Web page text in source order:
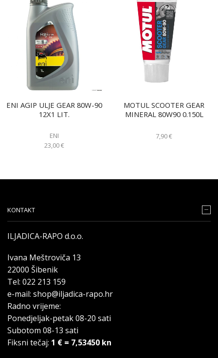
ENI AGIP ULJE GEAR 80W-90
12X1 LIT.
ENI
23,00€
MOTUL SCOOTER GEAR
MINERAL 80W90 0.150L
7,90€
KONTAKT
ILJADICA-RAPO d.o.o.
Ivana Meštroviča 13
22000 Šibenik
Tel: 022 213 159
e-mail: shop@iljadica-rapo.hr
Radno vrijeme:
Ponedjeljak-petak 08-20 sati
Subotom 08-13 sati
Fiksni tečaj: 1 € = 7,53450 kn